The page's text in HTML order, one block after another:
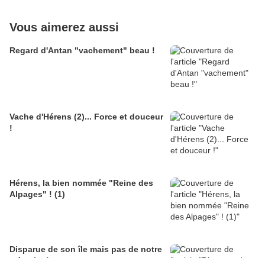
Vous aimerez aussi
Regard d'Antan "vachement" beau !
Vache d'Hérens (2)... Force et douceur
!
Hérens, la bien nommée "Reine des
Alpages" ! (1)
Disparue de son île mais pas de notre